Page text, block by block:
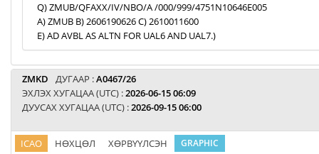
Q) ZMUB/QFAXX/IV/NBO/A /000/999/4751N10646E005
A) ZMUB B) 2606190626 C) 2610011600
E) AD AVBL AS ALTN FOR UAL6 AND UAL7.)
ZMKD ДУГААР :A0467/26
ЭХЛЭХ ХУГАЦАА (UTC) :2026-06-15 06:09
ДУУСАХ ХУГАЦАА (UTC) :2026-09-15 06:00
ICAO НӨХЦӨЛ ХӨРВҮҮЛСЭН GRAPHIC